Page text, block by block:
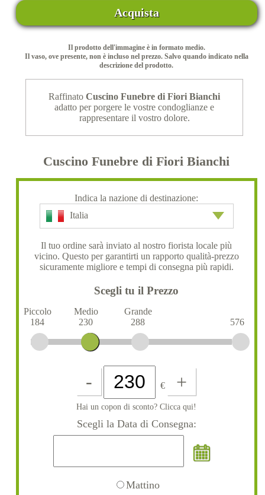
Acquista
Il prodotto dell'immagine è in formato medio.
Il vaso, ove presente, non è incluso nel prezzo. Salvo quando indicato nella
descrizione del prodotto.
RaffinatoCuscino Funebre di Fiori Bianchi
adatto per porgere le vostre condoglianze e
rappresentare il vostro dolore.
Cuscino Funebre di Fiori Bianchi
Indica la nazione di destinazione:
Italia
Il tuo ordine sarà inviato al nostro fiorista locale più
vicino. Questo per garantirti un rapporto qualità-prezzo
sicuramente migliore e tempi di consegna più rapidi.
Scegli tu il Prezzo
Piccolo
184
Medio
230
Grande
288
576
- € +
Hai un copon di sconto? Clicca qui!
Scegli la Data di Consegna:
Mattino